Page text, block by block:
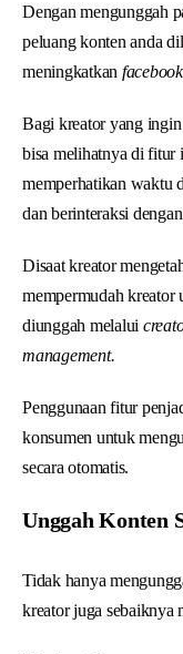
Dengan mengunggah
peluang konten anda
meningkatkan
Bagi kreator yang
bisa melihatnya di fitur
memperhatikan waktu
dan berinteraksi
Disaat kreator
mempermudah kreator
diunggah melalui
management.
Penggunaan fitur
konsumen untuk
secara otomatis.
Unggah Konten
Tidak hanya
kreator juga sebaiknya